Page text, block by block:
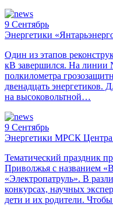
9 Сентябрь
Энергетики
Один из этапов
кВ завершился. На линии
полкилометра
двенадцать энергетиков.
на высоковольтной…
9 Сентябрь
Энергетики МРСК
Тематический праздник
Приволжья с названием
«Электропатруль». В
конкурсах, научных
дети и их родители.